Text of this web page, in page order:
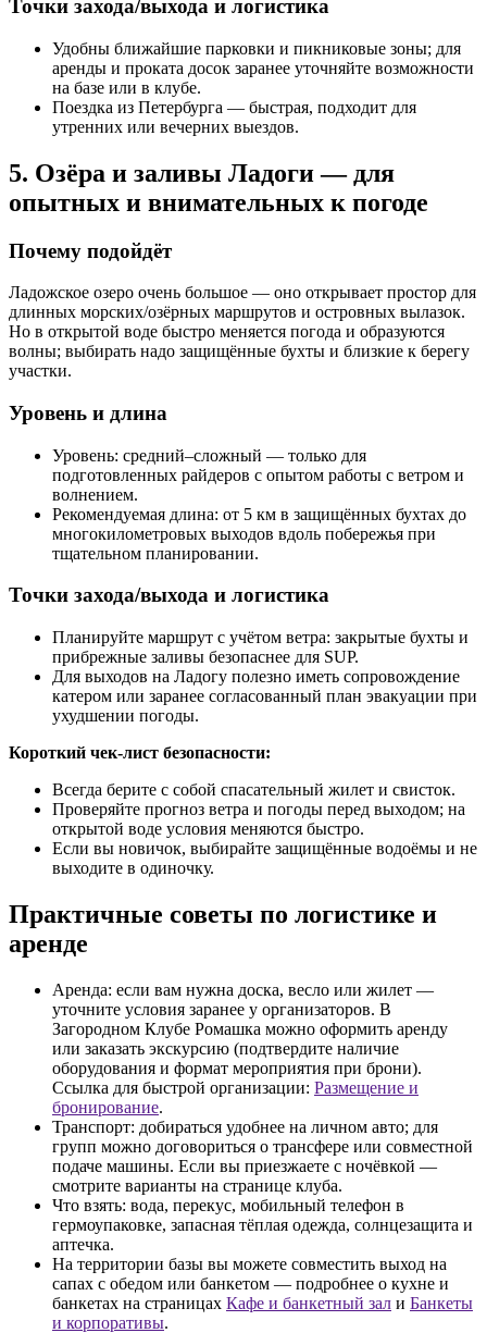
Точки захода/выхода и логистика
Удобны ближайшие парковки и пикниковые зоны; для
аренды и проката досок заранее уточняйте возможности
на базе или в клубе.
Поездка из Петербурга — быстрая, подходит для
утренних или вечерних выездов.
5. Озёра и заливы Ладоги — для
опытных и внимательных к погоде
Почему подойдёт
Ладожское озеро очень большое — оно открывает простор для
длинных морских/озёрных маршрутов и островных вылазок.
Но в открытой воде быстро меняется погода и образуются
волны; выбирать надо защищённые бухты и близкие к берегу
участки.
Уровень и длина
Уровень: средний–сложный — только для
подготовленных райдеров с опытом работы с ветром и
волнением.
Рекомендуемая длина: от 5 км в защищённых бухтах до
многокилометровых выходов вдоль побережья при
тщательном планировании.
Точки захода/выхода и логистика
Планируйте маршрут с учётом ветра: закрытые бухты и
прибрежные заливы безопаснее для SUP.
Для выходов на Ладогу полезно иметь сопровождение
катером или заранее согласованный план эвакуации при
ухудшении погоды.
Короткий чек-лист безопасности:
Всегда берите с собой спасательный жилет и свисток.
Проверяйте прогноз ветра и погоды перед выходом; на
открытой воде условия меняются быстро.
Если вы новичок, выбирайте защищённые водоёмы и не
выходите в одиночку.
Практичные советы по логистике и
аренде
Аренда: если вам нужна доска, весло или жилет —
уточните условия заранее у организаторов. В
Загородном Клубе Ромашка можно оформить аренду
или заказать экскурсию (подтвердите наличие
оборудования и формат мероприятия при брони).
Ссылка для быстрой организации: Размещение и
бронирование.
Транспорт: добираться удобнее на личном авто; для
групп можно договориться о трансфере или совместной
подаче машины. Если вы приезжаете с ночёвкой —
смотрите варианты на странице клуба.
Что взять: вода, перекус, мобильный телефон в
гермоупаковке, запасная тёплая одежда, солнцезащита и
аптечка.
На территории базы вы можете совместить выход на
сапах с обедом или банкетом — подробнее о кухне и
банкетах на страницах Кафе и банкетный зал и Банкеты
и корпоративы.